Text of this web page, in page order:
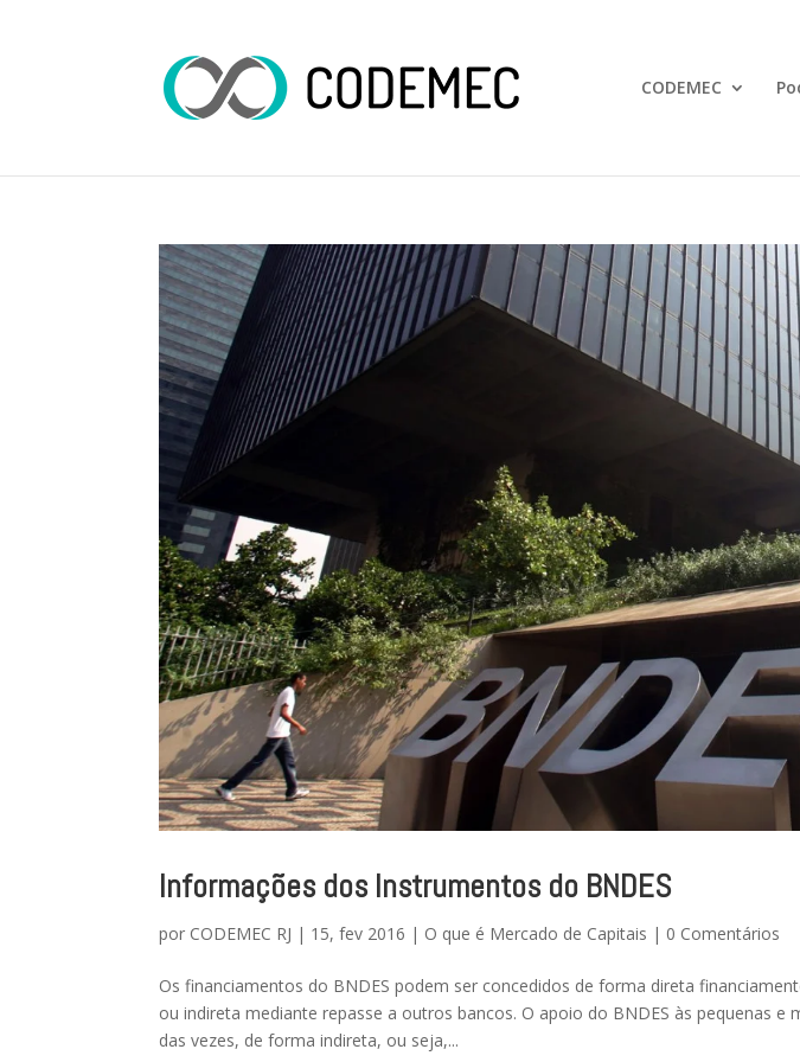
CODEMEC
Informações dos Instrumentos do BNDES
por CODEMEC RJ | 15, fev 2016 | O que é Mercado de Capitais | 0 Comentários
Os financiamentos do BNDES podem ser concedidos de forma direta
ou indireta mediante repasse a outros bancos. O apoio do BNDES às pequenas e
das vezes, de forma indireta, ou seja,...